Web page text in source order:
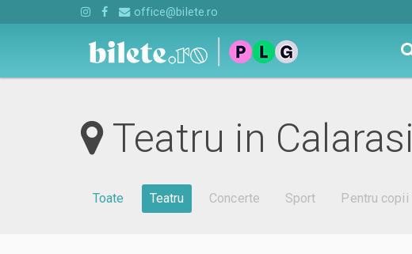
office@bilete.ro
Teatru in Calarasi
Toate Teatru Concerte Sport Pentru copii